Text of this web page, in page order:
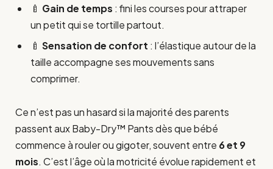
🍼 Gain de temps : fini les courses pour attraper
un petit qui se tortille partout.
🍼 Sensation de confort : l’élastique autour de la
taille accompagne ses mouvements sans
comprimer.
Ce n’est pas un hasard si la majorité des parents
passent aux Baby-Dry™ Pants dès que bébé
commence à rouler ou gigoter, souvent entre 6 et 9
mois. C’est l’âge où la motricité évolue rapidement et